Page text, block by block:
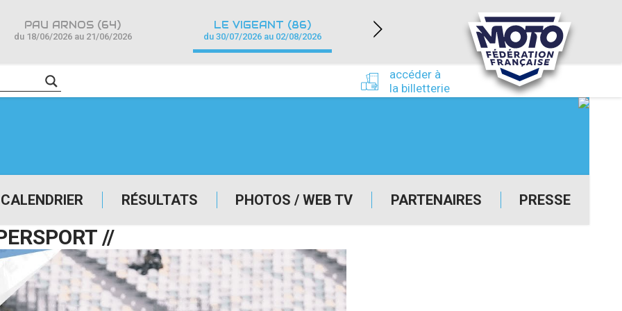
CALENDRIER RÉSULTATS PHOTOS / WEB TV PARTENAIRES PRESSE
accéder à
la billetterie
PAU ARNOS (64)
du 18/06/2026 au 21/06/2026
LE VIGEANT (86)
du 30/07/2026 au 02/08/2026
NEVERS MAGNY-COURS (58)
du 24/09/2026 au 27/09/2026
//